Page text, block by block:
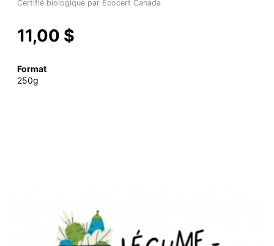
Certifié biologique par Ecocert Canada
11,00 $
Format
250g